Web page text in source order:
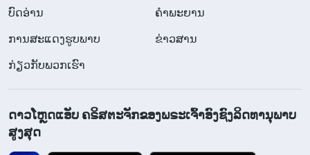
ບົດອ່ານ
ຄຳພະຍານ
ການສະແດງຮູບພາບ
ຂ່າວສານ
ກ່ຽວກັບພວກເຮົາ
ດາວໂຫຼດແອັບ ຄຣິສຕະຈັກຂອງພຣະເຈົ້າອົງຊົງລິດທານຸພາບ
ສູງສຸດ